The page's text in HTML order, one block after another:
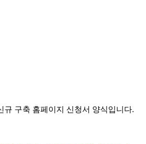
규 구축 홈페이지 신청서 양식입니다.